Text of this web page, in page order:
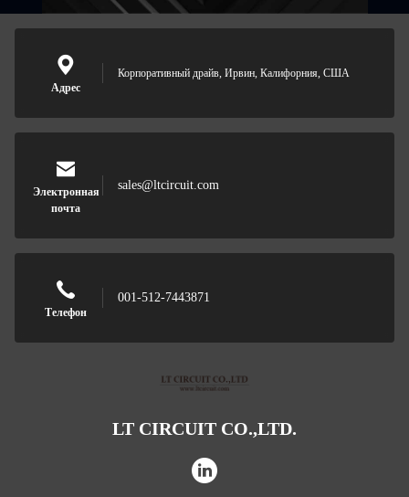
Адрес
Корпоративный драйв, Ирвин, Калифорния, США
Электронная
почта
sales@ltcircuit.com
Телефон
001-512-7443871
LT CIRCUIT CO.,LTD.